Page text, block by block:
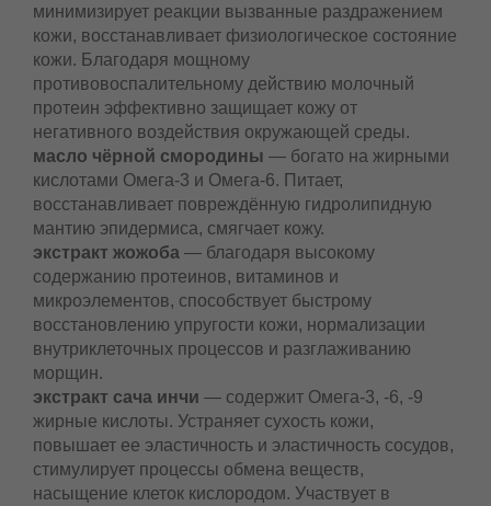
помогает коже быстро и эффективно реагировать
на внешнее воздействие. Молочный протеин
минимизирует реакции вызванные
раздражением кожи, восстанавливает
физиологическое состояние кожи. Благодаря
мощному противовоспалительному действию
молочный протеин эффективно защищает кожу
от негативного воздействия окружающей среды.
масло чёрной смородины— богато на
жирными кислотами Омега-3 и Омега-6. Питает,
восстанавливает повреждённую гидролипидную
мантию эпидермиса, смягчает кожу.
экстракт жожоба — благодаря высокому
содержанию протеинов, витаминов и
микроэлементов, способствует быстрому
восстановлению упругости кожи, нормализации
внутриклеточных процессов и разглаживанию
морщин.
экстракт сача инчи— содержит Омега-3, -6, -9
жирные кислоты. Устраняет сухость кожи,
повышает ее эластичность и эластичность